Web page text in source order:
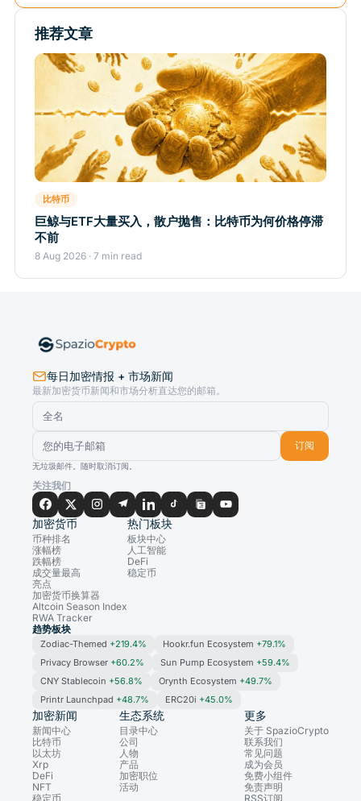
推荐文章
比特币
巨鲸与ETF大量买入，散户抛售：比特币为何价格停滞
不前
8 Aug 2026 · 7 min read
每日加密情报 + 市场新闻
最新加密货币新闻和市场分析直达您的邮箱。
订阅
无垃圾邮件。随时取消订阅。
关注我们
加密货币
币种排名
涨幅榜
跌幅榜
成交量最高
亮点
加密货币换算器
Altcoin Season Index
RWA Tracker
热门板块
板块中心
人工智能
DeFi
稳定币
趋势板块
Zodiac-Themed +219.4% Hookr.fun Ecosystem +79.1%
Privacy Browser +60.2% Sun Pump Ecosystem +59.4%
CNY Stablecoin +56.8% Orynth Ecosystem +49.7%
Printr Launchpad +48.7% ERC20i +45.0%
加密新闻
新闻中心
比特币
以太坊
Xrp
DeFi
NFT
稳定币
生态系统
目录中心
公司
人物
产品
加密职位
活动
更多
关于 SpazioCrypto
联系我们
常见问题
成为会员
免费小组件
免责声明
RSS订阅